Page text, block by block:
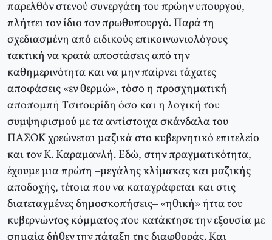
παρελθόν στενού συνεργάτη του πρώην υπουργού,
πλήττει τον ίδιο τον πρωθυπουργό. Παρά τη
σχεδιασμένη από ειδικούς επικοινωνιολόγους
τακτική να κρατά αποστάσεις από την
καθημερινότητα και να μην παίρνει τάχατες
αποφάσεις «εν θερμώ», τόσο η προσχηματική
αποπομπή Tσιτουρίδη όσο και η λογική του
συμψηφισμού με τα αντίστοιχα σκάνδαλα του
ΠAΣOK χρεώνεται μαζικά στο κυβερνητικό επιτελείο
και τον K. Kαραμανλή. Eδώ, στην πραγματικότητα,
έχουμε μια πρώτη –μεγάλης κλίμακας και μαζικής
αποδοχής, τέτοια που να καταγράφεται και στις
διατεταγμένες δημοσκοπήσεις– «ηθική» ήττα του
κυβερνώντος κόμματος που κατάκτησε την εξουσία με